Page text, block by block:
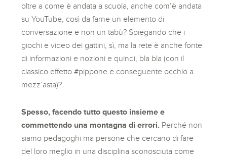
oltre a come è andata a scuola, anche com’è andata
su YouTube, così da farne un elemento di
conversazione e non un tabù? Spiegando che i
giochi e video dei gattini, sì, ma la rete è anche fonte
di informazioni e nozioni e quindi, bla bla (con il
classico effetto #pippone e conseguente occhio a
mezz’asta)?
Spesso, facendo tutto questo insieme e
commettendo una montagna di errori. Perché non
siamo pedagoghi ma persone che cercano di fare
del loro meglio in una disciplina sconosciuta come